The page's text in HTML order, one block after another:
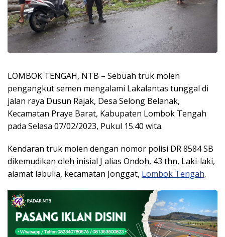
LOMBOK TENGAH, NTB – Sebuah truk molen
pengangkut semen mengalami Lakalantas tunggal di
jalan raya Dusun Rajak, Desa Selong Belanak,
Kecamatan Praye Barat, Kabupaten Lombok Tengah
pada Selasa 07/02/2023, Pukul 15.40 wita.
Kendaran truk molen dengan nomor polisi DR 8584 SB
dikemudikan oleh inisial J alias Ondoh, 43 thn, Laki-laki,
alamat labulia, kecamatan Jonggat, Lombok Tengah.